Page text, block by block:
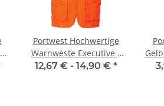
Portwest Hochwertige
Warnweste Executive -
two tone gelb / orange
12,67 € - 14,90 € *